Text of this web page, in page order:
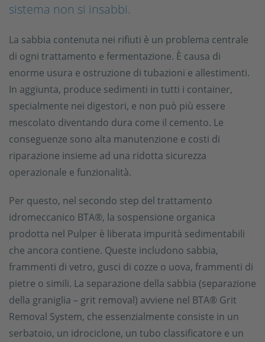
sistema non si insabbi.
La sabbia contenuta nei rifiuti è un problema centrale
di ogni trattamento e fermentazione. È causa di
enorme usura e ostruzione di tubazioni e allestimenti.
In aggiunta, produce sedimenti in tutti i container,
specialmente nei digestori, e non può più essere
mescolato diventando dura come il cemento. Le
conseguenze sono alta manutenzione e costi di
riparazione insieme ad una ridotta sicurezza
operazionale e funzionalità.
Per questo, nel secondo step del trattamento
idromeccanico BTA®, la sospensione organica
prodotta nel Pulper è liberata impurità sedimentabili
che ancora contiene. Queste includono sabbia,
frammenti di vetro, gusci di cozze o uova, frammenti di
pietre o simili. La separazione della sabbia (separazione
della graniglia – grit removal) avviene nel BTA® Grit
Removal System, che essenzialmente consiste in un
serbatoio, un idrociclone, un tubo classificatore e un